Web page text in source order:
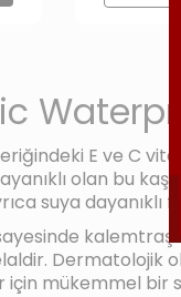
E ve C
olan bu
suya
Dermatolojik
mükemmel bir